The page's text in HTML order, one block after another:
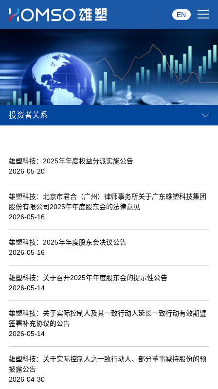
关于雄塑
产品中心
品牌服务
资讯中心
经典案例
联系我们
EN
投资者关系
雄塑科技：2025年年度权益分派实施公告
2026-05-20
雄塑科技：北京市君合（广州）律师事务所关于广东雄塑科技集团
股份有限公司2025年年度股东会的法律意见
2026-05-16
雄塑科技：2025年年度股东会决议公告
2026-05-16
雄塑科技：关于召开2025年年度股东会的提示性公告
2026-05-14
雄塑科技：关于实际控制人及其一致行动人延长一致行动有效期暨
签署补充协议的公告
2026-05-14
雄塑科技：关于实际控制人之一致行动人、部分董事减持股份的预
披露公告
2026-04-30